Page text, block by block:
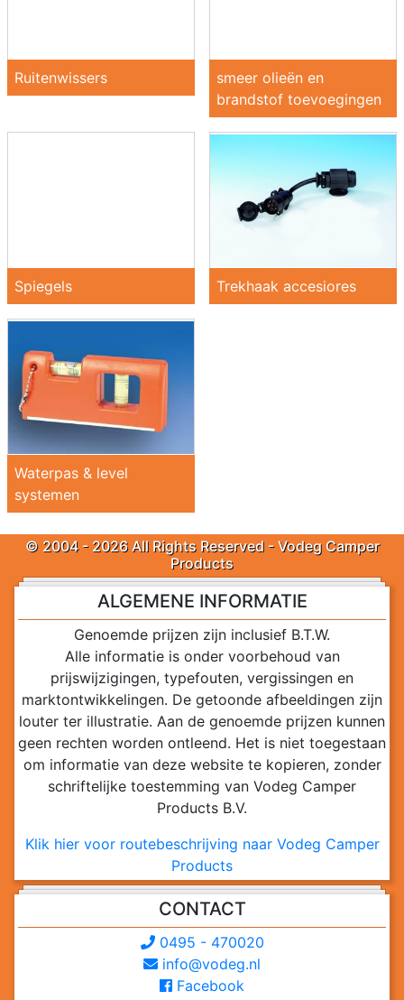
Ruitenwissers
smeer olieën en
brandstof toevoegingen
Spiegels Trekhaak accesiores
Waterpas & level
systemen
© 2004 - 2026 All Rights Reserved - Vodeg Camper
Products
ALGEMENE INFORMATIE
Genoemde prijzen zijn inclusief B.T.W.
Alle informatie is onder voorbehoud van
prijswijzigingen, typefouten, vergissingen en
marktontwikkelingen. De getoonde afbeeldingen zijn
louter ter illustratie. Aan de genoemde prijzen kunnen
geen rechten worden ontleend. Het is niet toegestaan
om informatie van deze website te kopieren, zonder
schriftelijke toestemming van Vodeg Camper
Products B.V.
Klik hier voor routebeschrijving naar Vodeg Camper
Products
CONTACT
0495 - 470020
info@vodeg.nl
Facebook